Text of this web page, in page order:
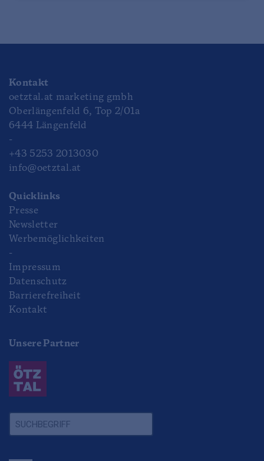
Kontakt
oetztal.at marketing gmbh
Oberlängenfeld 6, Top 2/01a
6444 Längenfeld
-
+43 5253 2013030
info@oetztal.at
Quicklinks
Presse
Newsletter
Werbemöglichkeiten
-
Impressum
Datenschutz
Barrierefreiheit
Kontakt
Unsere Partner